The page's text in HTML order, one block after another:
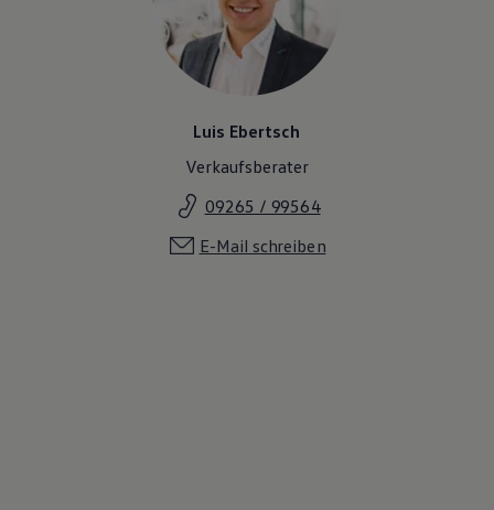
Luis Ebertsch
Verkaufsberater
09265 / 99564
E-Mail schreiben